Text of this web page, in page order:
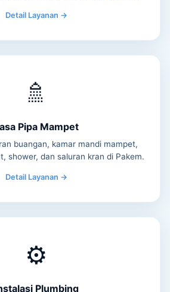
Detail Layanan →
🚿
Pipa Mampet
buangan, kamar mandi mampet,
shower, dan saluran kran di Pakem.
Detail Layanan →
⚙️
Plumbing